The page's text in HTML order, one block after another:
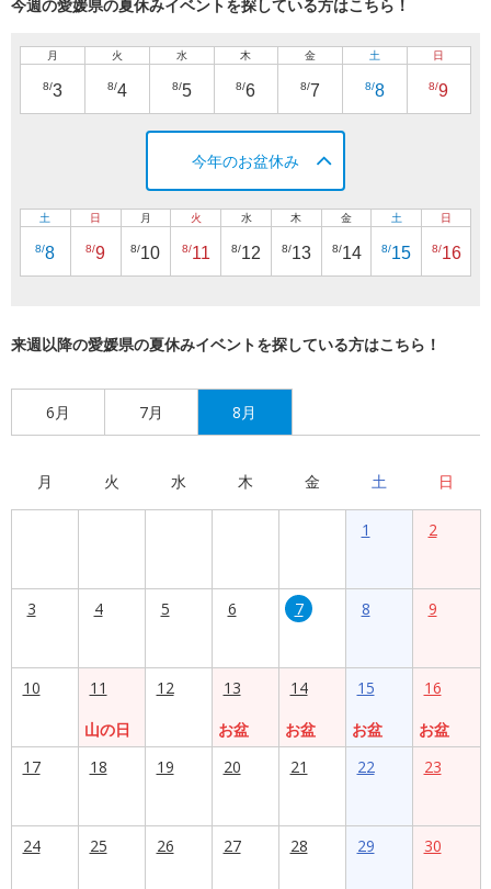
今週の愛媛県の夏休みイベントを探している方はこちら！
月
8/3
火
8/4
水
8/5
木
8/6
金
8/7
土
8/8
日
8/9
今年のお盆休み
土
8/8
日
8/9
月
8/10
火
8/11
水
8/12
木
8/13
金
8/14
土
8/15
日
8/16
来週以降の愛媛県の夏休みイベントを探している方はこちら！
6月 7月 8月
月 火 水 木 金 土 日
1 2
3 4 5 6 7 8 9
10
11
山の日
12
13
お盆
14
お盆
15
お盆
16
お盆
17
18 19 20 21 22 23
24 25 26 27 28 29 30